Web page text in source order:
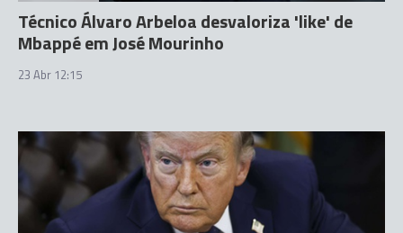
Técnico Álvaro Arbeloa desvaloriza 'like' de
Mbappé em José Mourinho
23 Abr 12:15